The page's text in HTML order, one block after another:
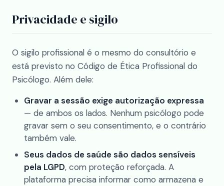
Privacidade e sigilo
O sigilo profissional é o mesmo do consultório e
está previsto no Código de Ética Profissional do
Psicólogo. Além dele:
Gravar a sessão exige autorização expressa
— de ambos os lados. Nenhum psicólogo pode
gravar sem o seu consentimento, e o contrário
também vale.
Seus dados de saúde são dados sensíveis
pela LGPD, com proteção reforçada. A
plataforma precisa informar como armazena e